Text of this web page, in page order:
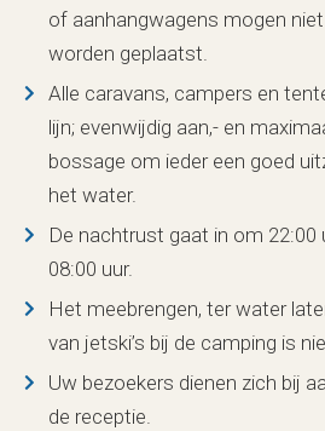
of aanhangwagens mogen
worden geplaatst.
Alle caravans, campers en
lijn; evenwijdig aan,- en
bossage om ieder een goed
het water.
De nachtrust gaat in om 22:00
08:00 uur.
Het meebrengen, ter water
van jetski’s bij de camping is
Uw bezoekers dienen zich bij
de receptie.